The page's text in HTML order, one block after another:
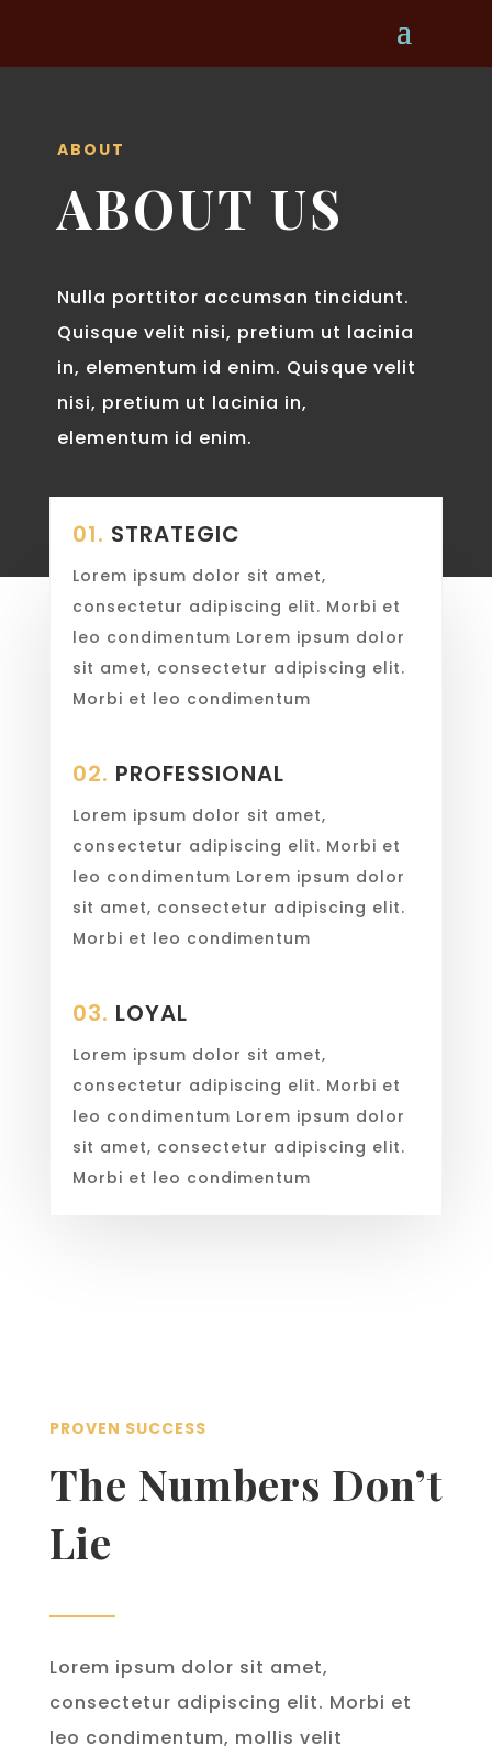
ABOUT
ABOUT US
Nulla porttitor accumsan tincidunt.
Quisque velit nisi, pretium ut lacinia
in, elementum id enim. Quisque velit
nisi, pretium ut lacinia in,
elementum id enim.
01. STRATEGIC
Lorem ipsum dolor sit amet,
consectetur adipiscing elit. Morbi et
leo condimentum Lorem ipsum dolor
sit amet, consectetur adipiscing elit.
Morbi et leo condimentum
02. PROFESSIONAL
Lorem ipsum dolor sit amet,
consectetur adipiscing elit. Morbi et
leo condimentum Lorem ipsum dolor
sit amet, consectetur adipiscing elit.
Morbi et leo condimentum
03. LOYAL
Lorem ipsum dolor sit amet,
consectetur adipiscing elit. Morbi et
leo condimentum Lorem ipsum dolor
sit amet, consectetur adipiscing elit.
Morbi et leo condimentum
PROVEN SUCCESS
The Numbers Don’t
Lie
Lorem ipsum dolor sit amet,
consectetur adipiscing elit. Morbi et
leo condimentum, mollis velit